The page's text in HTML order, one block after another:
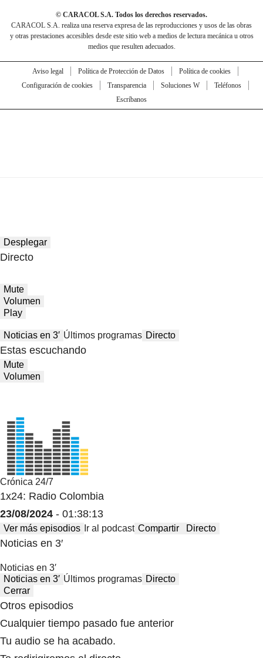
© CARACOL S.A. Todos los derechos reservados.
CARACOL S.A. realiza una reserva expresa de las reproducciones y usos de las obras
y otras prestaciones accesibles desde este sitio web a medios de lectura mecánica u otros
medios que resulten adecuados.
Aviso legal Política de Protección de Datos
Política de cookies
Configuración de cookies
Transparencia Soluciones W
Teléfonos
Escríbanos
Desplegar
Directo
Mute
Volumen
Play
Noticias en 3′ Últimos programas Directo
Estas escuchando
Mute
Volumen
Crónica 24/7
1x24: Radio Colombia
23/08/2024 - 01:38:13
Ver más episodios Ir al podcast Compartir Directo
Noticias en 3′
Noticias en 3′
Noticias en 3′ Últimos programas Directo
Cerrar
Otros episodios
Cualquier tiempo pasado fue anterior
Tu audio se ha acabado.